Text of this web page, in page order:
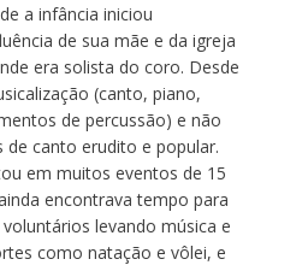
a infância iniciou
de sua mãe e da igreja
era solista do coro. Desde
(canto, piano,
de percussão) e não
de canto erudito e popular.
em muitos eventos de 15
encontrava tempo para
levando música e
como natação e vôlei, e